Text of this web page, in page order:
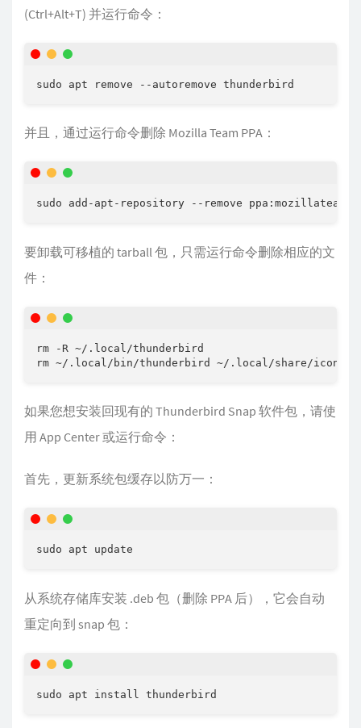
(Ctrl+Alt+T) 并运行命令：
并且，通过运行命令删除 Mozilla Team PPA：
要卸载可移植的 tarball 包，只需运行命令删除相应的文
件：
rm -R ~/.local/thunderbird
如果您想安装回现有的 Thunderbird Snap 软件包，请使
用 App Center 或运行命令：
首先，更新系统包缓存以防万一：
从系统存储库安装 .deb 包（删除 PPA 后），它会自动
重定向到 snap 包：